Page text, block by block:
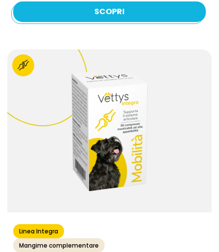
SCOPRI
Linea Integra
Mangime complementare